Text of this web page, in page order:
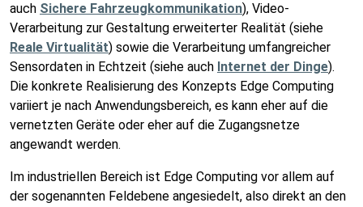
auch Sichere Fahrzeugkommunikation), Video-
Verarbeitung zur Gestaltung erweiterter Realität (siehe
Reale Virtualität) sowie die Verarbeitung umfangreicher
Sensordaten in Echtzeit (siehe auch Internet der Dinge).
Die konkrete Realisierung des Konzepts Edge Computing
variiert je nach Anwendungsbereich, es kann eher auf die
vernetzten Geräte oder eher auf die Zugangsnetze
angewandt werden.
Im industriellen Bereich ist Edge Computing vor allem auf
der sogenannten Feldebene angesiedelt, also direkt an den